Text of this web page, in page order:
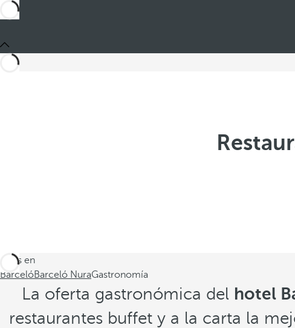
Estás en
BarcelóBarceló NuraGastronomía
La oferta gastronómica del hotel
restaurantes buffet y a la carta la